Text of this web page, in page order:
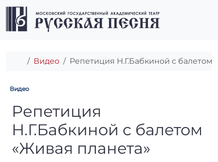
Перейти к содержимому
Перейти к футеру
Главная
Видео Репетиция Н.Г.Бабкиной с балетом
Видео
Репетиция Н.Г.Бабкиной с
Репетиция
Н.Г.Бабкиной с балетом
«Живая планета»